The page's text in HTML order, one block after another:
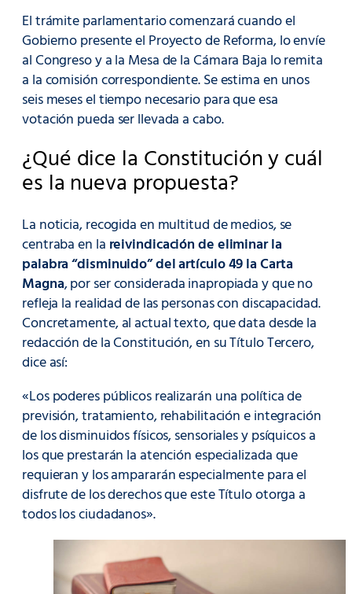
El trámite parlamentario comenzará cuando el
Gobierno presente el Proyecto de Reforma, lo envíe
al Congreso y a la Mesa de la Cámara Baja lo remita
a la comisión correspondiente. Se estima en unos
seis meses el tiempo necesario para que esa
votación pueda ser llevada a cabo.
¿Qué dice la Constitución y cuál
es la nueva propuesta?
La noticia, recogida en multitud de medios, se
centraba en la reivindicación de eliminar la
palabra “disminuido” del artículo 49 la Carta
Magna, por ser considerada inapropiada y que no
refleja la realidad de las personas con discapacidad.
Concretamente, al actual texto, que data desde la
redacción de la Constitución, en su Título Tercero,
dice así:
«Los poderes públicos realizarán una política de
previsión, tratamiento, rehabilitación e integración
de los disminuidos físicos, sensoriales y psíquicos a
los que prestarán la atención especializada que
requieran y los ampararán especialmente para el
disfrute de los derechos que este Título otorga a
todos los ciudadanos».